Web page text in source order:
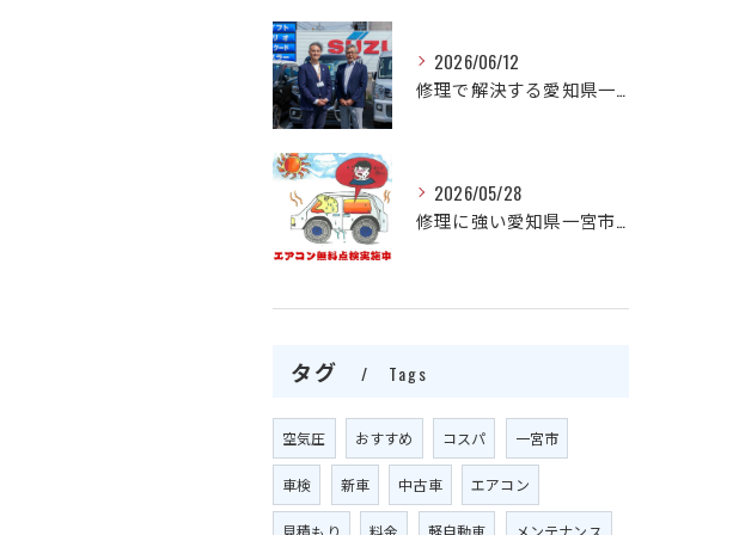
2026/06/12
修理で解決する愛知県一宮市の自動車エアコン不調と費用相場の見極め方
2026/05/28
修理に強い愛知県一宮市で自動車エアコンの不調をプロが迅速解決する方法
タグ Tags
空気圧 おすすめ コスパ 一宮市
車検 新車 中古車 エアコン
見積もり 料金 軽自動車 メンテナンス